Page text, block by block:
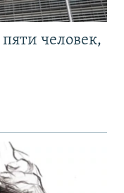
человек,